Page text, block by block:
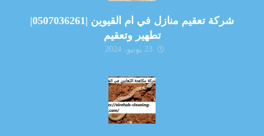
شركة تعقيم منازل في ام القيوين |0507036261|
تطهير وتعقيم
23 يونيو، 2024